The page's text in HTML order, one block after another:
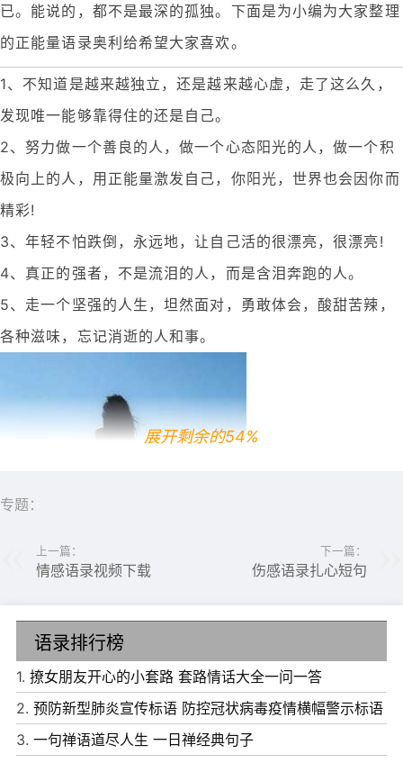
已。能说的，都不是最深的孤独。下面是为小编为大家整理
的正能量语录奥利给希望大家喜欢。
1、不知道是越来越独立，还是越来越心虚，走了这么久，
发现唯一能够靠得住的还是自己。
2、努力做一个善良的人，做一个心态阳光的人，做一个积
极向上的人，用正能量激发自己，你阳光，世界也会因你而
精彩!
3、年轻不怕跌倒，永远地，让自己活的很漂亮，很漂亮!
4、真正的强者，不是流泪的人，而是含泪奔跑的人。
5、走一个坚强的人生，坦然面对，勇敢体会，酸甜苦辣，
各种滋味，忘记消逝的人和事。
6、每个人都有属于自己的舞台，这个舞台，是那么光灿，
美丽，生命从此辉煌无悔!只要坚韧不拔的走下去!
7、学会理解，因为只有理解别人，才会被别人理解。
8、相信自己拥有无限的潜力，只要你有一刻渴望成長，它
就会支撑你开花结。
展开剩余的54%
专题：
上一篇：
情感语录视频下载
下一篇：
伤感语录扎心短句
语录排行榜
1. 撩女朋友开心的小套路 套路情话大全一问一答
2. 预防新型肺炎宣传标语 防控冠状病毒疫情横幅警示标语
3. 一句禅语道尽人生 一日禅经典句子